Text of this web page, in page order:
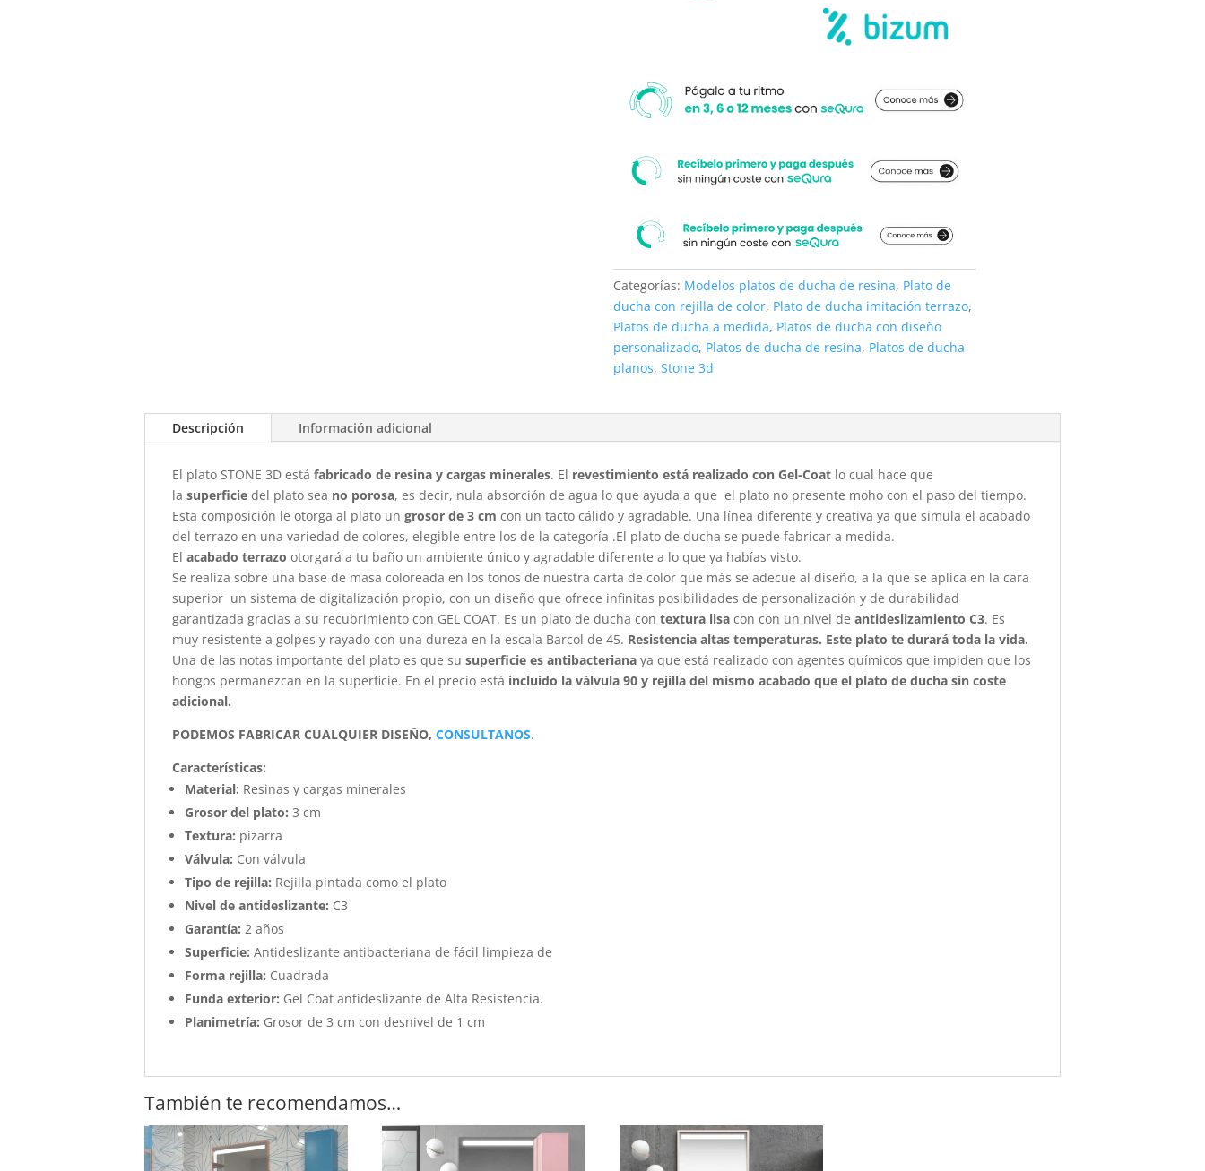
Categorías: Modelos platos de ducha de resina, Plato de
ducha con rejilla de color, Plato de ducha imitación terrazo,
Platos de ducha a medida, Platos de ducha con diseño
personalizado, Platos de ducha de resina, Platos de ducha
planos,Stone 3d
Descripción Información adicional
El plato STONE 3D estáfabricado de resina y cargas minerales. El revestimiento está realizado con Gel-Coat lo cual hace que
lasuperficiedel plato sea no porosa, es decir, nula absorción de agua lo que ayuda a que el plato no presente moho con el paso del tiempo.
Esta composición le otorga al plato un grosor de 3 cm con un tacto cálido y agradable. Una línea diferente y creativa ya que simula el acabado
del terrazo en una variedad de colores, elegible entre los de la categoría .El plato de ducha se puede fabricar a medida.
Elacabado terrazootorgará a tu baño un ambiente único y agradable diferente a lo que ya habías visto.
Se realiza sobre una base de masa coloreada en los tonos de nuestra carta de color que más se adecúe al diseño, a la que se aplica en la cara
superior un sistema de digitalización propio, con un diseño que ofrece infinitas posibilidades de personalización y de durabilidad
garantizada gracias a su recubrimiento con GEL COAT. Es un plato de ducha con textura lisa con con un nivel deantideslizamiento C3. Es
muy resistente a golpes y rayado con una dureza en la escala Barcol de 45. Resistencia altas temperaturas. Este plato te durará toda la vida.
Una de las notas importante del plato es que susuperficie es antibacterianaya que está realizado con agentes químicos que impiden que los
hongos permanezcan en la superficie. En el precio está incluido la válvula 90 y rejilla del mismo acabado que el plato de ducha sin coste
adicional.
PODEMOS FABRICAR CUALQUIER DISEÑO,CONSULTANOS.
Características:
Material: Resinas y cargas minerales
Grosor del plato: 3 cm
Textura: pizarra
Válvula: Con válvula
Tipo de rejilla: Rejilla pintada como el plato
Nivel de antideslizante: C3
Garantía: 2 años
Superficie: Antideslizante antibacteriana de fácil limpieza de
Forma rejilla: Cuadrada
Funda exterior: Gel Coat antideslizante de Alta Resistencia.
Planimetría: Grosor de 3 cm con desnivel de 1 cm
También te recomendamos…